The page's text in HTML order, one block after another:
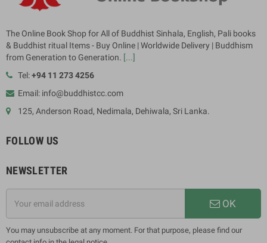
The Online Book Shop for All of Buddhist Sinhala, English, Pali books
& Buddhist ritual Items - Buy Online | Worldwide Delivery | Buddhism
from Generation to Generation. [...]
Tel:+94 11 273 4256
Email: info@buddhistcc.com
125, Anderson Road, Nedimala, Dehiwala, Sri Lanka.
FOLLOW US
NEWSLETTER
OK
You may unsubscribe at any moment. For that purpose, please find our